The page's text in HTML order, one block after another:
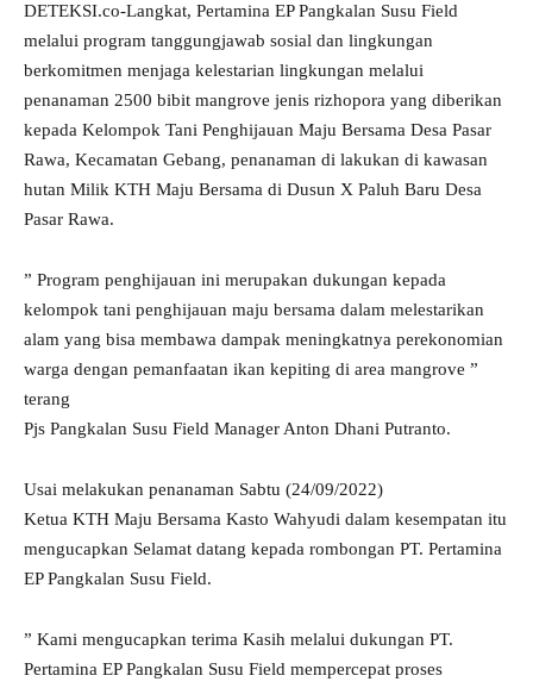
DETEKSI.co-Langkat, Pertamina EP Pangkalan Susu Field
melalui program tanggungjawab sosial dan lingkungan
berkomitmen menjaga kelestarian lingkungan melalui
penanaman 2500 bibit mangrove jenis rizhopora yang diberikan
kepada Kelompok Tani Penghijauan Maju Bersama Desa Pasar
Rawa, Kecamatan Gebang, penanaman di lakukan di kawasan
hutan Milik KTH Maju Bersama di Dusun X Paluh Baru Desa
Pasar Rawa.
” Program penghijauan ini merupakan dukungan kepada
kelompok tani penghijauan maju bersama dalam melestarikan
alam yang bisa membawa dampak meningkatnya perekonomian
warga dengan pemanfaatan ikan kepiting di area mangrove ”
terang
Pjs Pangkalan Susu Field Manager Anton Dhani Putranto.
Usai melakukan penanaman Sabtu (24/09/2022)
Ketua KTH Maju Bersama Kasto Wahyudi dalam kesempatan itu
mengucapkan Selamat datang kepada rombongan PT. Pertamina
EP Pangkalan Susu Field.
” Kami mengucapkan terima Kasih melalui dukungan PT.
Pertamina EP Pangkalan Susu Field mempercepat proses